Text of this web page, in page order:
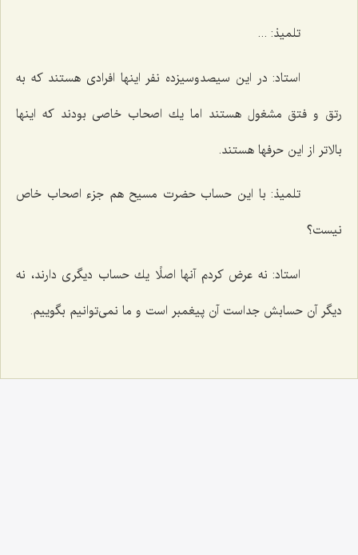
تلمیذ: ...
استاد: در این سیصدوسیزده نفر اینها افرادی هستند كه به
رتق و فتق مشغول هستند اما یك اصحاب خاصی بودند كه اینها
بالاتر از این حرفها هستند.
تلمیذ: با این حساب حضرت مسیح هم جزء اصحاب خاص
نیست؟
استاد: نه عرض كردم آنها اصلًا یك حساب دیگری دارند، نه
دیگر آن حسابش جداست آن پیغمبر است و ما نمی‌توانیم بگوییم.